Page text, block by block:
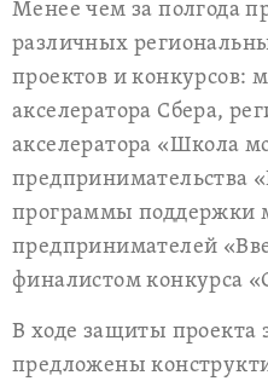
Менее чем за полгода
различных
проектов и конкурсов:
акселератора Сбера,
акселератора «Школа
предпринимательства
программы поддержки
предпринимателей
финалистом конкурса
В ходе защиты проекта
предложены